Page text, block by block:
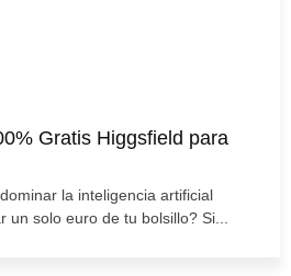
Gratis Higgsfield para
la inteligencia artificial
un solo euro de tu bolsillo? Si...